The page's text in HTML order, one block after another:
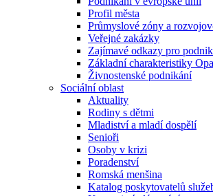
Profil města
Průmyslové zóny a
Veřejné zakázky
Zajímavé odkazy pro
Základní charakteristiky
Živnostenské podnikání
Sociální oblast
Aktuality
Rodiny s dětmi
Mladiství a mladí dospělí
Senioři
Osoby v krizi
Poradenství
Romská menšina
Katalog poskytovatelů